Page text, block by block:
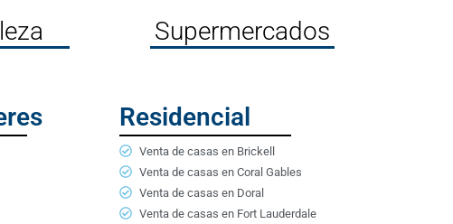
Supermercados
Residencial
Venta de casas en Brickell
Venta de casas en Coral Gables
Venta de casas en Doral
Venta de casas en Fort Lauderdale